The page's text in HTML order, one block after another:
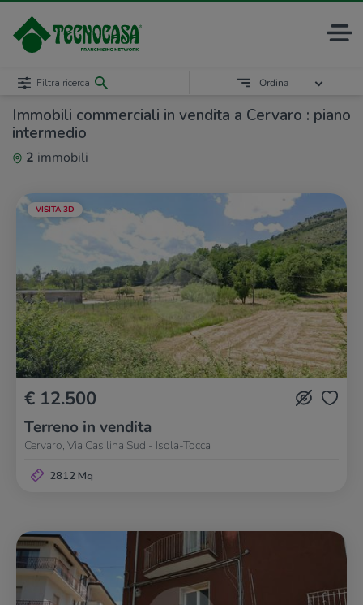
Immobili commerciali in vendita a Cervaro : piano
intermedio
2 immobili
Filtra ricerca Ordina
VISITA 3D
€ 12.500
Terreno in vendita
Cervaro, Via Casilina Sud - Isola-Tocca
2812 Mq